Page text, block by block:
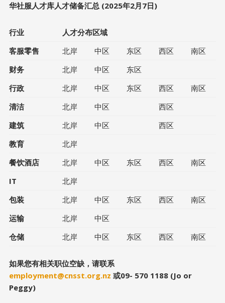
华社服人才库人才储备汇总 (2025年2月7日)
行业
人才分布区域
客服零售
北岸 中区 东区 西区
南区
财务
北岸 中区
东区
行政
北岸 中区 东区 西区
南区
清洁
北岸 中区
西区
建筑
北岸 中区
西区
教育
北岸
餐饮酒店
北岸 中区 东区 西区
南区
IT
北岸
包装
北岸 中区 东区 西区
南区
运输
北岸
中区
仓储
北岸 中区 东区 西区 南区
如果您有相关职位空缺，请联系
employment@cnsst.org.nz 或09- 570 1188 (Jo or
Peggy)